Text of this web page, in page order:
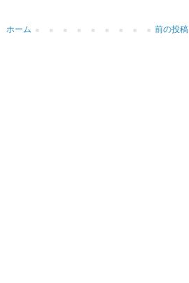
前の投稿
ホーム